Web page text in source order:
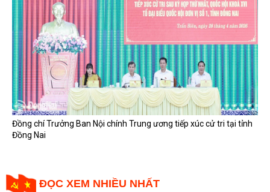
Đồng chí Trưởng Ban Nội chính Trung ương tiếp xúc cử tri tại tỉnh
Đồng Nai
ĐỌC XEM NHIỀU NHẤT